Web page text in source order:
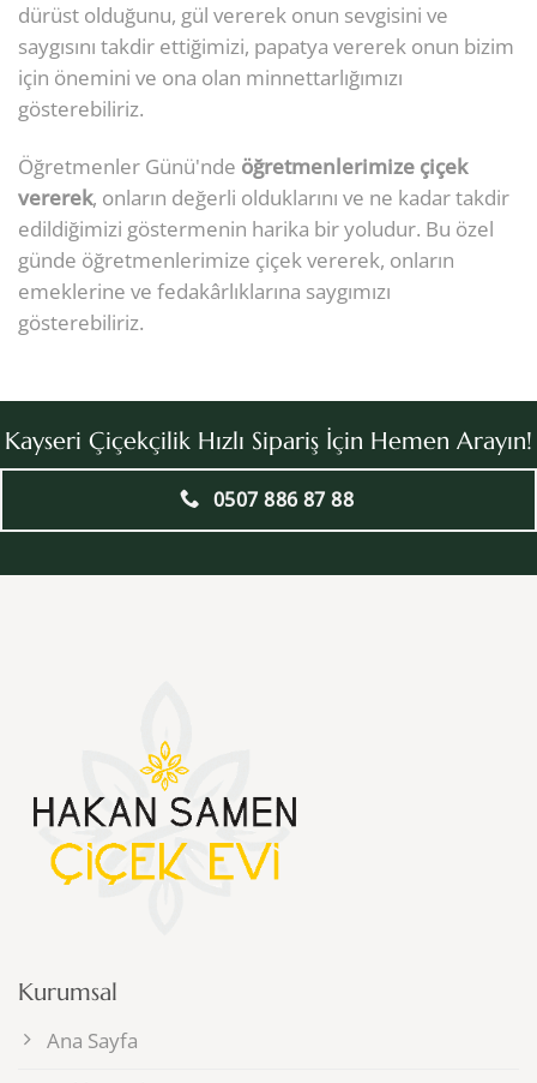
dürüst olduğunu, gül vererek onun sevgisini ve
saygısını takdir ettiğimizi, papatya vererek onun bizim
için önemini ve ona olan minnettarlığımızı
gösterebiliriz.
Öğretmenler Günü'nde öğretmenlerimize çiçek
vererek, onların değerli olduklarını ve ne kadar takdir
edildiğimizi göstermenin harika bir yoludur. Bu özel
günde öğretmenlerimize çiçek vererek, onların
emeklerine ve fedakârlıklarına saygımızı
gösterebiliriz.
Kayseri Çiçekçilik Hızlı Sipariş İçin Hemen Arayın!
0507 886 87 88
Kurumsal
Ana Sayfa